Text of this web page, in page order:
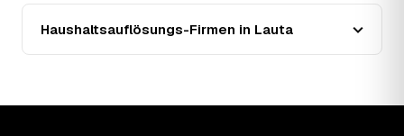
stabil um rund 1 %, mit dem bisherigen Höchststand im
Jahr 2022. Seither ist der Ø-Preis rückläufig – die
Haushaltsauflösungs-Firmen in Lauta